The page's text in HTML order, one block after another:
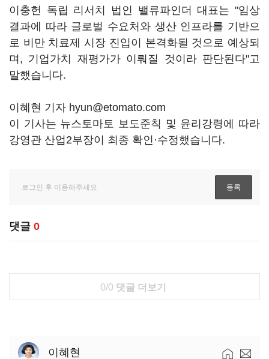
이충헌 독립 리서치 법인 밸류파인더 대표는 "임상
결과에 따라 글로벌 수요처와 생산 인프라를 기반으
로 비만 치료제 시장 진입이 본격화될 것으로 예상되
며, 기업가치 재평가가 이뤄질 것이라 판단된다"고
말했습니다.
이혜현 기자 hyun@etomato.com
이 기사는 뉴스토마토 보도준칙 및 윤리강령에 따라
강영관 산업2부장이 최종 확인·수정했습니다.
댓글 0
0/0 댓글 더보기
이혜현